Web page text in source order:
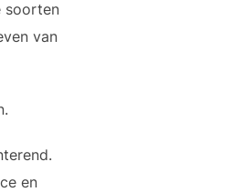
soorten
van
en